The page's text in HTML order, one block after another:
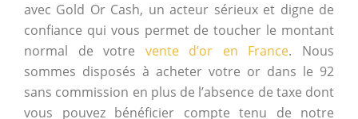
avec Gold Or Cash, un acteur sérieux et digne de
confiance qui vous permet de toucher le montant
normal de votre vente d’or en France. Nous
sommes disposés à acheter votre or dans le 92
sans commission en plus de l’absence de taxe dont
vous pouvez bénéficier compte tenu de notre